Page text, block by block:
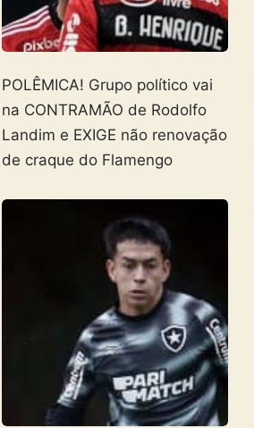
POLÊMICA! Grupo político vai
na CONTRAMÃO de Rodolfo
Landim e EXIGE não renovação
de craque do Flamengo